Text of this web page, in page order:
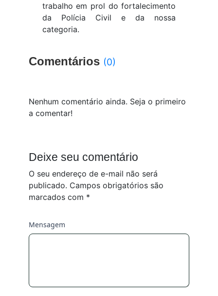
trabalho em prol do fortalecimento
da Polícia Civil e da nossa
categoria.
Comentários (0)
Nenhum comentário ainda. Seja o primeiro
a comentar!
Deixe seu comentário
O seu endereço de e-mail não será
publicado. Campos obrigatórios são
marcados com *
Mensagem